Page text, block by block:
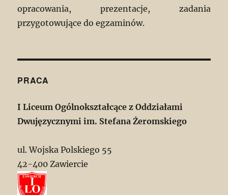
opracowania, prezentacje, zadania
przygotowujące do egzaminów.
PRACA
I Liceum Ogólnokształcące z Oddziałami
Dwujęzycznymi im. Stefana Żeromskiego
ul. Wojska Polskiego 55
42-400 Zawiercie